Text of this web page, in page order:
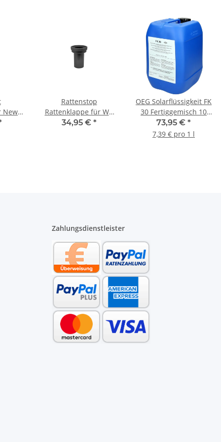
New
mit
Rattenstop
Rattenklappe für WC
Anschlussgarnitur DN
34,95 € *
OEG Solarflüssigkeit FK
30 Fertiggemisch 10
Liter mit Tyfocor® L
mischbar
73,95 € *
7,39 € pro 1 l
Zahlungsdienstleister